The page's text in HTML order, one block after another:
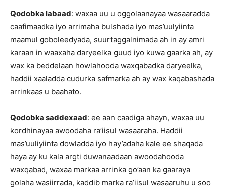
Qodobka labaad: waxaa uu u oggolaanayaa wasaaradda
caafimaadka iyo arrimaha bulshada iyo mas’uulyiinta
maamul goboleedyada, suurtaggalnimada ah in ay amri
karaan in waaxaha daryeelka guud iyo kuwa gaarka ah, ay
wax ka beddelaan howlahooda waxqabadka daryeelka,
haddii xaaladda cudurka safmarka ah ay wax kaqabashada
arrinkaas u baahato.
Qodobka saddexaad: ee aan caadiga ahayn, waxaa uu
kordhinayaa awoodaha ra’iisul wasaaraha. Haddii
mas’uuliyiinta dowladda iyo hay’adaha kale ee shaqada
haya ay ku kala argti duwanaadaan awoodahooda
waxqabad, waxaa markaa arrinka go’aan ka gaaraya
golaha wasiirrada, kaddib marka ra’iisul wasaaruhu u soo